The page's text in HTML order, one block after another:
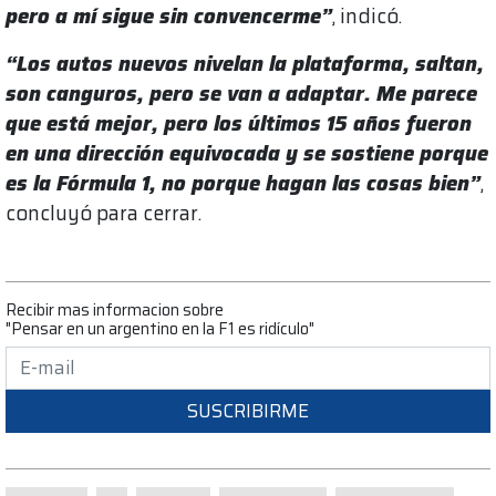
pero a mí sigue sin convencerme”, indicó.
“Los autos nuevos nivelan la plataforma, saltan,
son canguros, pero se van a adaptar. Me parece
que está mejor, pero los últimos 15 años fueron
en una dirección equivocada y se sostiene porque
es la Fórmula 1, no porque hagan las cosas bien”,
concluyó para cerrar.
Recibir mas informacion sobre
"Pensar en un argentino en la F1 es ridículo"
SUSCRIBIRME